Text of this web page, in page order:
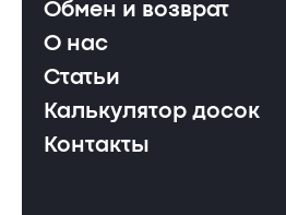
Обмен и возврат
О нас
Статьи
Калькулятор досок
Контакты